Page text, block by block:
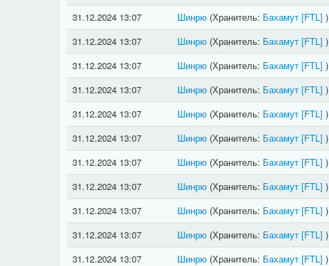
31.12.2024 13:07
Шинрю(Хранитель: Бахамут [FTL] )
31.12.2024 13:07
Шинрю(Хранитель: Бахамут [FTL] )
31.12.2024 13:07
Шинрю(Хранитель: Бахамут [FTL] )
31.12.2024 13:07
Шинрю(Хранитель: Бахамут [FTL] )
31.12.2024 13:07
Шинрю(Хранитель: Бахамут [FTL] )
31.12.2024 13:07
Шинрю(Хранитель: Бахамут [FTL] )
31.12.2024 13:07
Шинрю(Хранитель: Бахамут [FTL] )
31.12.2024 13:07
Шинрю(Хранитель: Бахамут [FTL] )
31.12.2024 13:07
Шинрю(Хранитель: Бахамут [FTL] )
31.12.2024 13:07
Шинрю(Хранитель: Бахамут [FTL] )
31.12.2024 13:07
Шинрю(Хранитель: Бахамут [FTL] )